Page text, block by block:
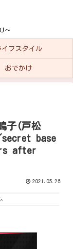
～
イフスタイル
おでかけ
子(戸松
secret base
after
2021.05.26